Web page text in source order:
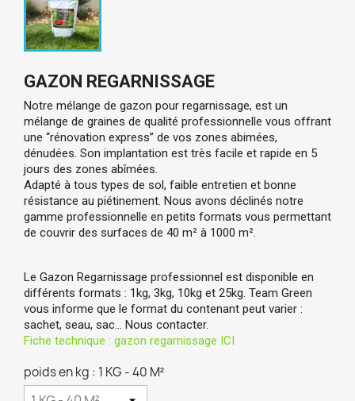
GAZON REGARNISSAGE
Notre mélange de gazon pour regarnissage, est un
mélange de graines de qualité professionnelle vous offrant
une “rénovation express” de vos zones abimées,
dénudées. Son implantation est très facile et rapide en 5
jours des zones abîmées.
Adapté à tous types de sol, faible entretien et bonne
résistance au piétinement. Nous avons déclinés notre
gamme professionnelle en petits formats vous permettant
de couvrir des surfaces de 40 m² à 1000 m².
Le Gazon Regarnissage professionnel est disponible en
différents formats : 1kg, 3kg, 10kg et 25kg. Team Green
vous informe que le format du contenant peut varier :
sachet, seau, sac… Nous contacter.
Fiche technique : gazon regarnissage ICI
poids en kg : 1 KG - 40 M²